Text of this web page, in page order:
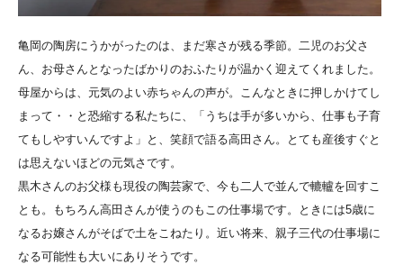
亀岡の陶房にうかがったのは、まだ寒さが残る季節。二児のお父さ
ん、お母さんとなったばかりのおふたりが温かく迎えてくれました。
母屋からは、元気のよい赤ちゃんの声が。こんなときに押しかけてし
まって・・と恐縮する私たちに、「うちは手が多いから、仕事も子育
てもしやすいんですよ」と、笑顔で語る高田さん。とても産後すぐと
は思えないほどの元気さです。
黒木さんのお父様も現役の陶芸家で、今も二人で並んで轆轤を回すこ
とも。もちろん高田さんが使うのもこの仕事場です。ときには5歳に
なるお嬢さんがそばで土をこねたり。近い将来、親子三代の仕事場に
なる可能性も大いにありそうです。